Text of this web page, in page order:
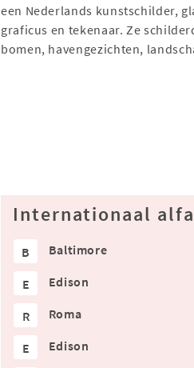
een Nederlands kunstschilder,
graficus en tekenaar. Ze
bomen, havengezichten,
Internationaal
B Baltimore
E Edison
R Roma
E Edison